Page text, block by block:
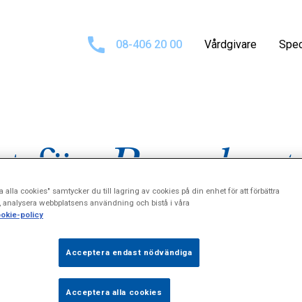
08-406 20 00 Vårdgivare
för
alla cookies" samtycker du till lagring av cookies på din enhet för att förbättra
webbplatsens användning och bistå i våra
policy
Acceptera endast nödvändiga
Acceptera alla cookies